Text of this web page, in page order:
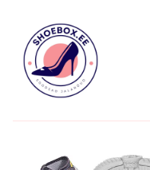
lisati ostukorvi.